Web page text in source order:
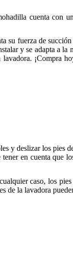
cuenta con
su fuerza de
y se adapta a la
¡Compra
y deslizar los pies
en cuenta que
caso, los
de la lavadora